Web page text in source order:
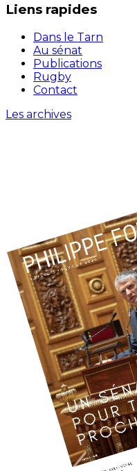
Liens rapides
Dans le Tarn
Au sénat
Publications
Rugby
Contact
Les archives